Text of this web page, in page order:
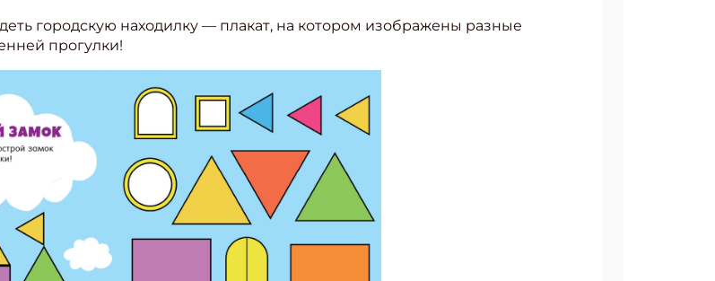
городскую находилку — плакат, на котором изображены разные
прогулки!